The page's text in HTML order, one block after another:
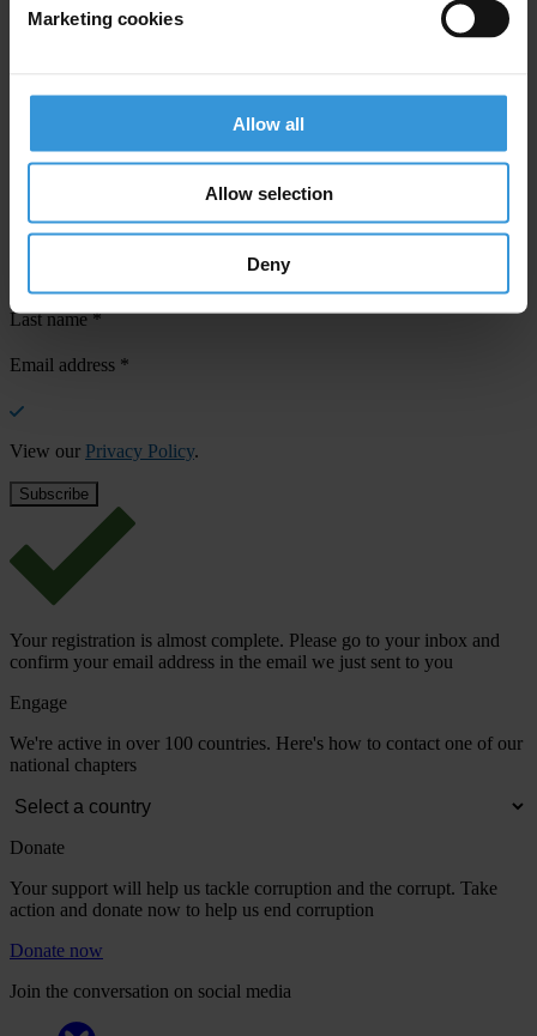
Marketing cookies
Allow all
Allow selection
Deny
Stay informed
updates from Transparency International
Last name*
Email address *
View our Privacy Policy.
Your registration is almost complete. Please go to your inbox and
confirm your email address in the email we just sent to you
Engage
We're active in over 100 countries. Here's how to contact one of our
national chapters
Donate
Your support will help us tackle corruption and the corrupt. Take
action and donate now to help us end corruption
Donate now
Join the conversation on social media